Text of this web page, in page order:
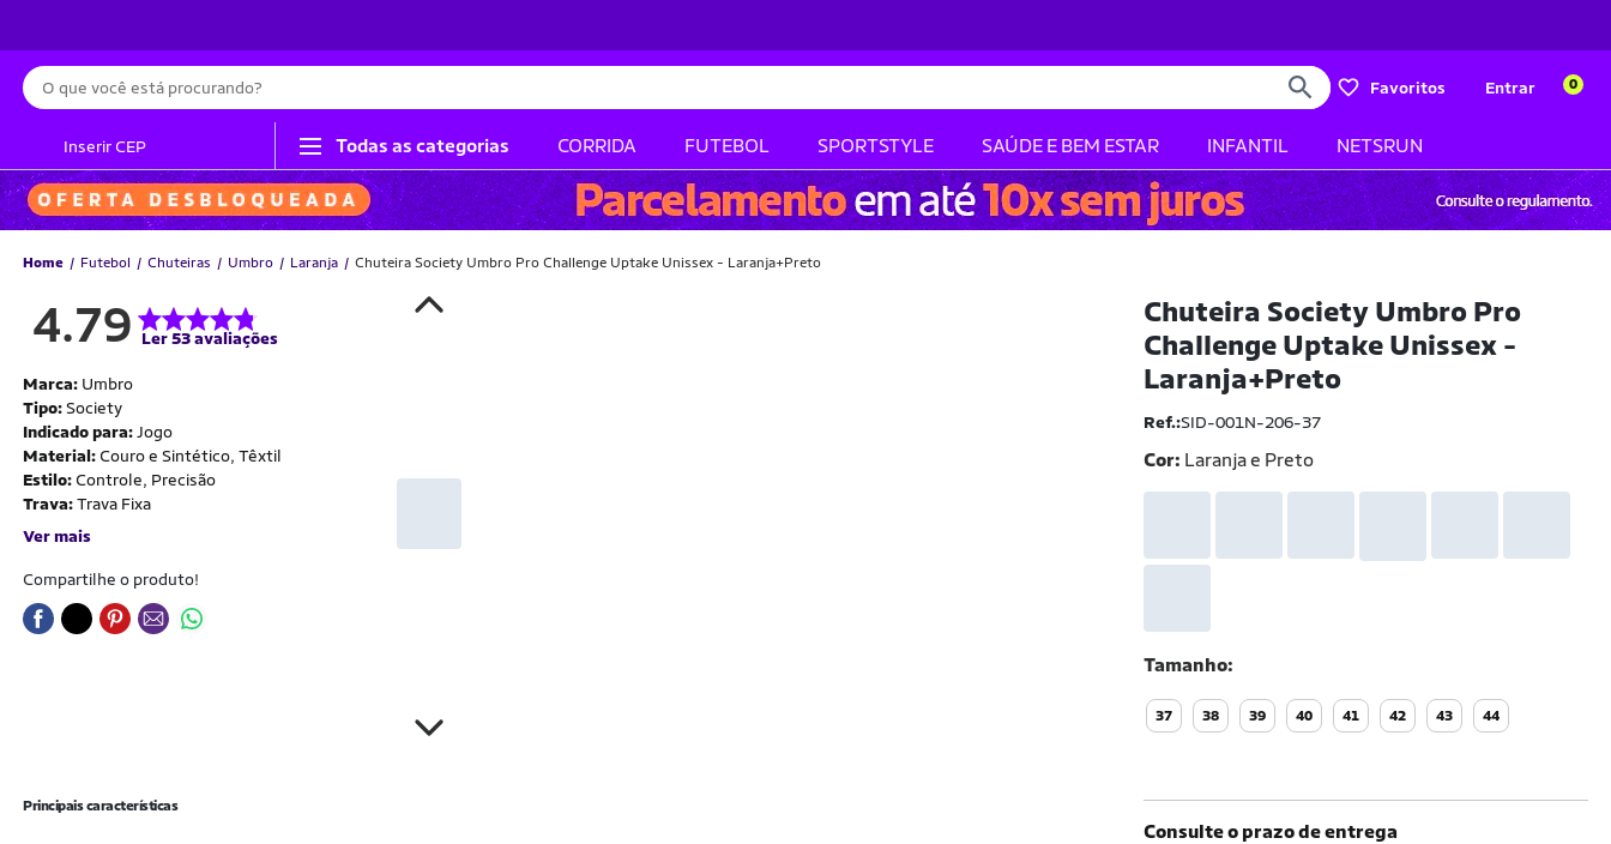
Busca
Favoritos Entrar 0
Inserir CEP Todas as categorias CORRIDA FUTEBOL SPORTSTYLE SAÚDE E BEM ESTAR INFANTIL NETSRUN
Home Futebol Chuteiras Umbro Laranja Chuteira Society Umbro Pro Challenge Uptake Unissex - Laranja+Preto
4.79 Ler 53 avaliações
Marca: Umbro
Tipo:Society
Indicado para: Jogo
Material: Couro e Sintético, Têxtil
Estilo: Controle, Precisão
Trava:Trava Fixa
Ver mais
Compartilhe o produto!
Chuteira Society Umbro Pro
Challenge Uptake Unissex -
Laranja+Preto
Ref.:SID-001N-206-37
Cor: Laranja e Preto
Tamanho
37 38 39 40 41 42 43 44
Consulte o prazo de entrega
Principais características